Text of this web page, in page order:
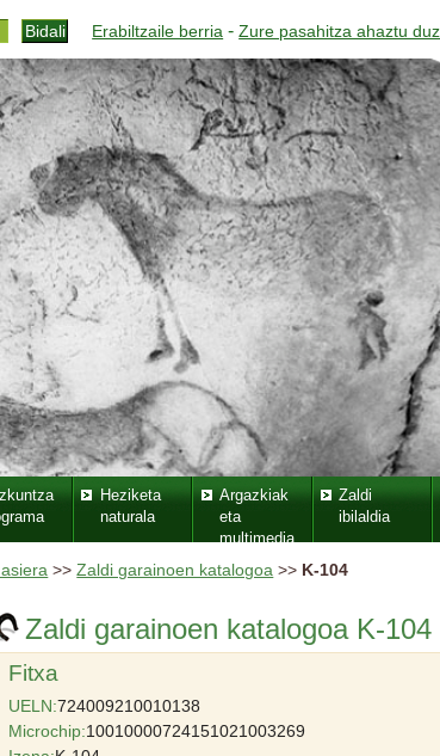
Erabiltzaile berria -Zure pasahitza ahaztu
Heziketa
naturala
Argazkiak
eta
multimedia
Zaldi
ibilaldia
>>Zaldi garainoen katalogoa >> K-104
Zaldi garainoen katalogoa K-104
Fitxa
UELN:724009210010138
Microchip:10010000724151021003269